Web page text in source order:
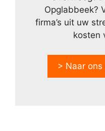
Opglabbeek?
firma’s uit uw
kosten
> Naar